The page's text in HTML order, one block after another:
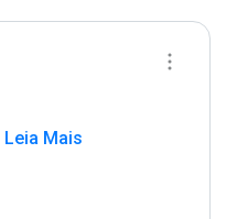
Leia Mais